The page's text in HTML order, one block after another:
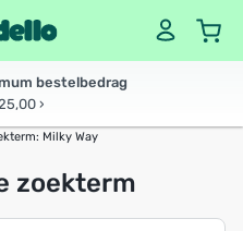
bestelbedrag
›
Milky Way
zoekterm